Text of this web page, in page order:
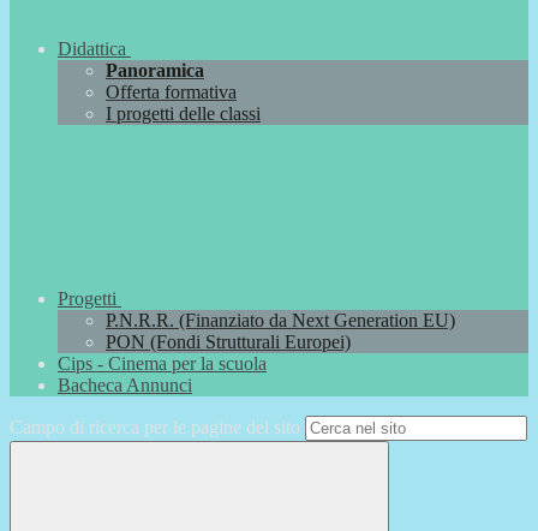
Didattica
Panoramica
Offerta formativa
I progetti delle classi
Progetti
P.N.R.R. (Finanziato da Next Generation EU)
PON (Fondi Strutturali Europei)
Cips - Cinema per la scuola
Bacheca Annunci
Campo di ricerca per le pagine del sito